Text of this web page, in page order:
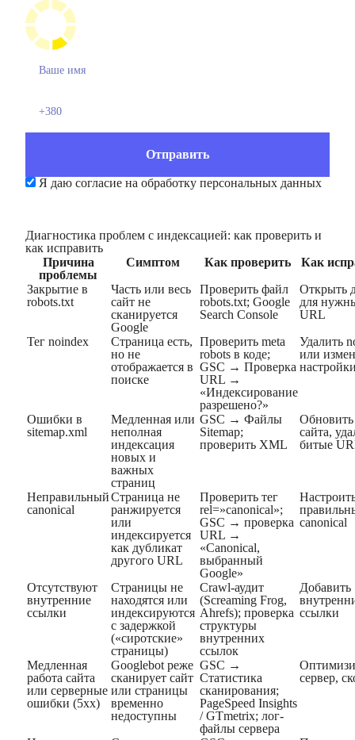
Я даю согласие на обработку персональных данных
Диагностика проблем с индексацией: как проверить и
как исправить
Причина
проблемы
Симптом Как проверить
Как
Закрытие в
robots.txt
Часть или весь
сайт не
сканируется
Google
Проверить файл
robots.txt; Google
Search Console
Открыть
для
URL
Тег noindex
Страница есть,
но не
отображается в
поиске
Проверить meta
robots в коде;
GSC → Проверка
URL →
«Индексирование
разрешено?»
Удалить
или
Ошибки в
sitemap.xml
Медленная или
неполная
индексация
новых и
важных
страниц
GSC → Файлы
Sitemap;
проверить XML
Обновить
сайта,
битые
Неправильный
canonical
Страница не
ранжируется
или
индексируется
как дубликат
другого URL
Проверить тег
rel=»canonical»;
GSC → проверка
URL →
«Canonical,
выбранный
Google»
canonical
Отсутствуют
внутренние
ссылки
Страницы не
находятся или
индексируются
с задержкой
(«сиротские»
страницы)
Crawl-аудит
(Screaming Frog,
Ahrefs); проверка
структуры
внутренних
ссылок
Добавить
ссылки
Медленная
работа сайта
или серверные
ошибки (5xx)
Googlebot реже
сканирует сайт
или страницы
временно
недоступны
GSC →
Статистика
сканирования;
PageSpeed Insights
/ GTmetrix; лог-
файлы сервера
сервер,